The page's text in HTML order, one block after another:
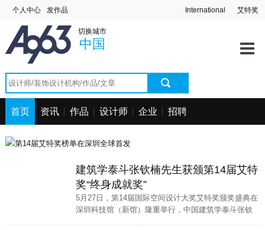
个人中心 发作品 艾特奖
International
切换城市
中国
首页 资讯 作品 设计师 企业 招聘
建筑学泰斗张钦楠先生获颁第14届艾特
奖“终身成就奖”
5月27日，第14届国际空间设计大奖艾特奖颁奖盛典在
深圳科技馆（新馆）隆重举行，中国建筑学泰斗张钦